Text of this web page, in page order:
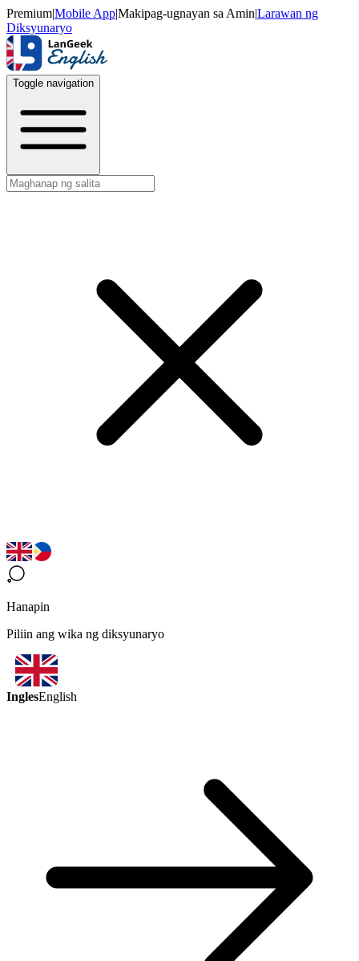
Premium|Mobile App|Makipag-ugnayan sa Amin|Larawan ng
Diksyunaryo
Toggle navigation
Hanapin
Piliin ang wika ng diksyunaryo
InglesEnglish